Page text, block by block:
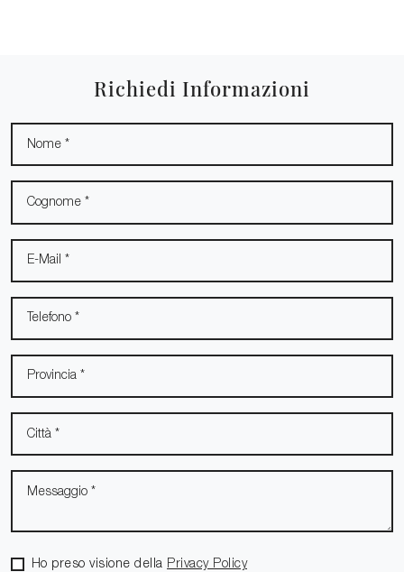
Richiedi Informazioni
Ho preso visione della Privacy Policy